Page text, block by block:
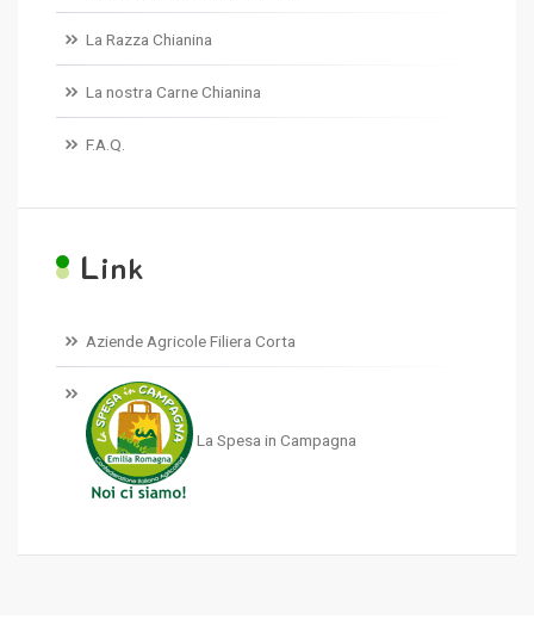
La Razza Chianina
La nostra Carne Chianina
F.A.Q.
Link
Aziende Agricole Filiera Corta
La Spesa in Campagna